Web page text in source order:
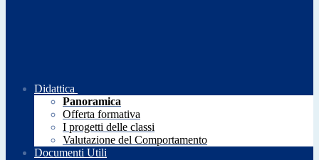
Didattica
Panoramica
Offerta formativa
I progetti delle classi
Valutazione del Comportamento
Documenti Utili